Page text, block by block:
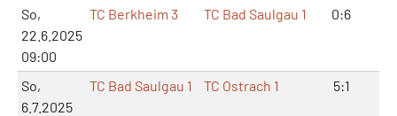
So,
22.6.2025
09:00
TC Berkheim 3 TC Bad Saulgau 1 0:6
So,
6.7.2025
TC Bad Saulgau 1 TC Ostrach 1 5:1